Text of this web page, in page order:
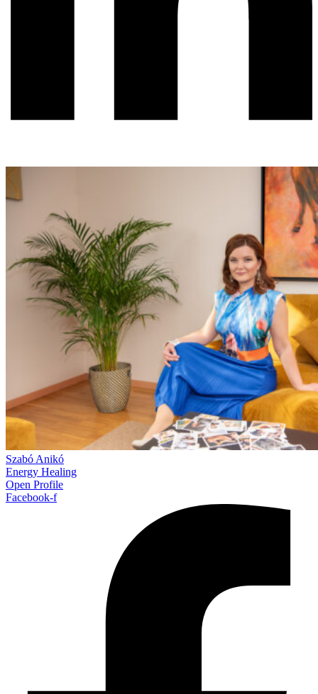
Szabó Anikó
Energy Healing
Open Profile
Facebook-f